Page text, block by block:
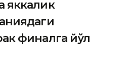
яккалик
финалга йўл